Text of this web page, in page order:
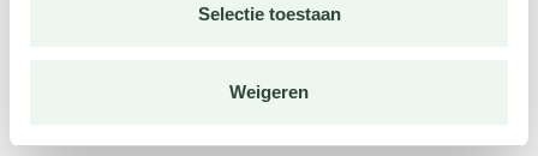
Selectie toestaan
Weigeren